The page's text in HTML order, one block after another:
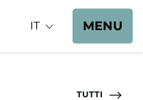
IT MENU
TUTTI